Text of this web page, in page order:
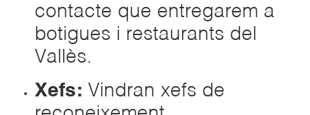
contacte que entregarem a
botigues i restaurants del
Vallès.
Xefs: Vindran xefs de